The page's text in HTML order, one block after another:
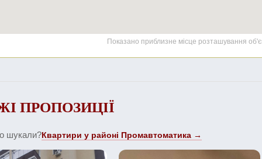
Показано приблизне місце розташування
ПРОПОЗИЦІЇ
шукали?Квартири у районі Промавтоматика →